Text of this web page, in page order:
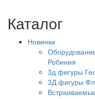
Каталог
Новинки
Робиния
3д фигуры
3Д фигуры